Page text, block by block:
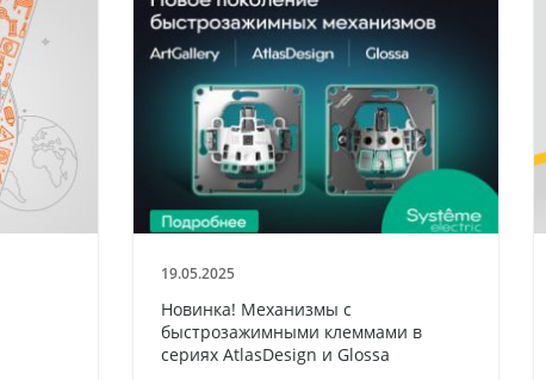
19.05.2025
Новинка! Механизмы с
быстрозажимными клеммами в
сериях AtlasDesign и Glossa